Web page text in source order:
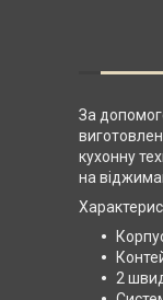
За
кухонну
на
2